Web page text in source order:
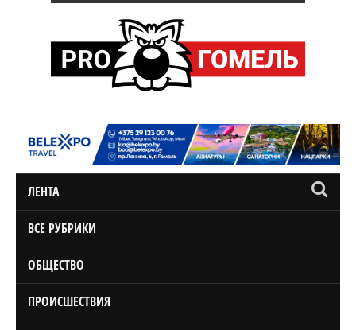
ЛЕНТА
ВСЕ РУБРИКИ
ОБЩЕСТВО
ПРОИСШЕСТВИЯ